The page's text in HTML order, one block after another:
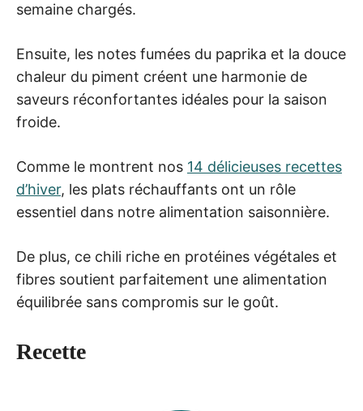
semaine chargés.
Ensuite, les notes fumées du paprika et la douce
chaleur du piment créent une harmonie de
saveurs réconfortantes idéales pour la saison
froide.
Comme le montrent nos 14 délicieuses recettes
d’hiver, les plats réchauffants ont un rôle
essentiel dans notre alimentation saisonnière.
De plus, ce chili riche en protéines végétales et
fibres soutient parfaitement une alimentation
équilibrée sans compromis sur le goût.
Recette